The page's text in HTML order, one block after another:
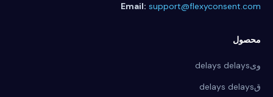
Email: support@flexyconsent.com
محصول
ویdelays delays
قdelays delays